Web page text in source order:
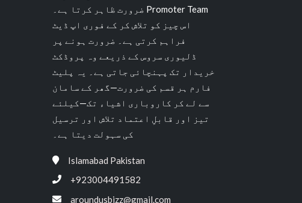
ضرورت ظاہر کرتا ہے۔ Promoter Team
اس چیز کو تلاش کر کے فوری اپ ڈیٹ
فراہم کرتی ہے۔ ضرورت ہونے پر
ڈلیوری سروس کے ذریعے وہ پروڈکٹ
خریدار تک پہنچائی جاتی ہے۔ یہ پلیٹ
فارم ہر قسم کی ضرورت—گھر کے سامان
سے لے کر کاروباری اشیاء تک—کیلئے
تیز اور قابلِ اعتماد تلاش اور ترسیل
کی سہولت دیتا ہے۔
Islamabad Pakistan
+923004491582
aroundusbizz@gmail.com